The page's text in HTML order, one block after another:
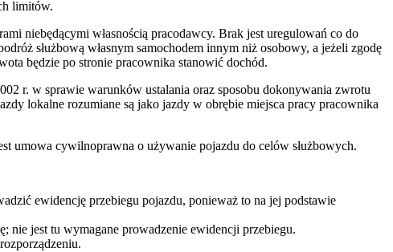
limitów.
niebędącymi własnością pracodawcy. Brak jest uregulowań co do
służbową własnym samochodem innym niż osobowy, a jeżeli zgodę
będzie po stronie pracownika stanowić dochód.
r. w sprawie warunków ustalania oraz sposobu dokonywania zwrotu
lokalne rozumiane są jako jazdy w obrębie miejsca pracy pracownika
umowa cywilnoprawna o używanie pojazdu do celów służbowych.
ewidencję przebiegu pojazdu, ponieważ to na jej podstawie
jest tu wymagane prowadzenie ewidencji przebiegu.